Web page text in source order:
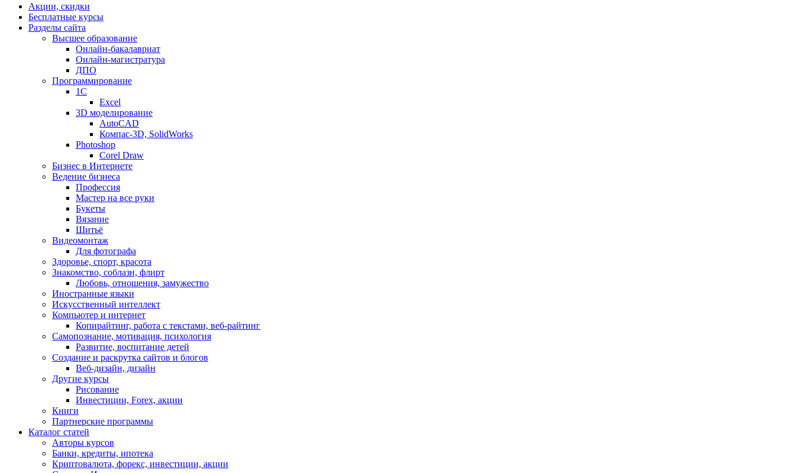
Акции, скидки
Бесплатные курсы
Разделы сайта
Высшее образование
Онлайн-бакалавриат
Онлайн-магистратура
ДПО
Программирование
1С
Excel
3D моделирование
AutoCAD
Компас-3D, SolidWorks
Photoshop
Corel Draw
Бизнес в Интернете
Ведение бизнеса
Профессия
Мастер на все руки
Букеты
Вязание
Шитьё
Видеомонтаж
Для фотографа
Здоровье, спорт, красота
Знакомство, соблазн, флирт
Любовь, отношения, замужество
Иностранные языки
Искусственный интеллект
Компьютер и интернет
Копирайтинг, работа с текстами, веб-райтинг
Самопознание, мотивация, психология
Развитие, воспитание детей
Создание и раскрутка сайтов и блогов
Веб-дизайн, дизайн
Другие курсы
Рисование
Инвестиции, Forex, акции
Книги
Партнерские программы
Каталог статей
Авторы курсов
Банки, кредиты, ипотека
Криптовалюта, форекс, инвестиции, акции